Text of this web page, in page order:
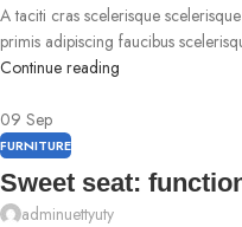
A taciti cras scelerisque
primis adipiscing faucibus
Continue reading
09 Sep
FURNITURE
Sweet seat:
adminuettyuty